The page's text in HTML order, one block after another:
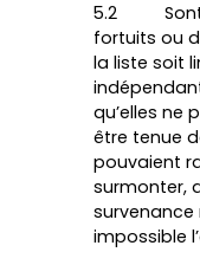
5.2 Sont
fortuits ou
la liste soit
qu’elles ne
être tenue
pouvaient
surmonter,
impossible